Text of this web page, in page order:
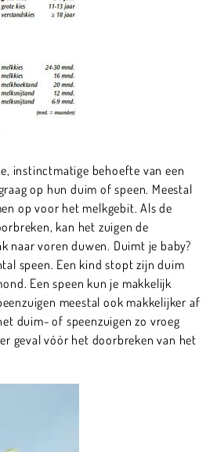
instinctmatige behoefte van een
op hun duim of speen. Meestal
op voor het melkgebit. Als de
kan het zuigen de
naar voren duwen. Duimt je baby?
speen. Een kind stopt zijn duim
Een speen kun je makkelijk
meestal ook makkelijker af
duim- of speenzuigen zo vroeg
geval vóór het doorbreken van het